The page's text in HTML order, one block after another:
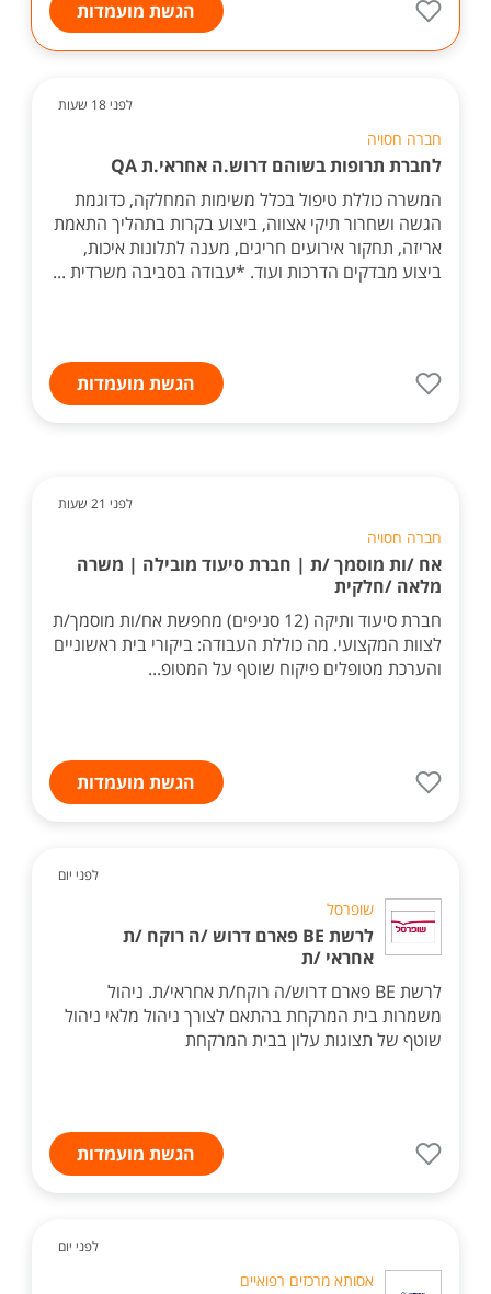
הגשת מועמדות
לפני 18 שעות
חברה חסויה
לחברת תרופות בשוהם דרוש.ה אחראי.ת QA
המשרה כוללת טיפול בכלל משימות המחלקה, כדוגמת
הגשה ושחרור תיקי אצווה, ביצוע בקרות בתהליך התאמת
אריזה, תחקור אירועים חריגים, מענה לתלונות איכות,
ביצוע מבדקים הדרכות ועוד. *עבודה בסביבה משרדית ...
הגשת מועמדות
לפני 21 שעות
חברה חסויה
אח /ות מוסמך /ת | חברת סיעוד מובילה | משרה
מלאה /חלקית
חברת סיעוד ותיקה (12 סניפים) מחפשת אח/ות מוסמך/ת
לצוות המקצועי. מה כוללת העבודה: ביקורי בית ראשוניים
והערכת מטופלים פיקוח שוטף על המטופ...
הגשת מועמדות
לפני יום
שופרסל
לרשת BE פארם דרוש /ה רוקח /ת
אחראי /ת
לרשת BE פארם דרוש/ה רוקח/ת אחראי/ת. ניהול
משמרות בית המרקחת בהתאם לצורך ניהול מלאי ניהול
שוטף של תצוגות עלון בבית המרקחת
הגשת מועמדות
לפני יום
אסותא מרכזים רפואיים